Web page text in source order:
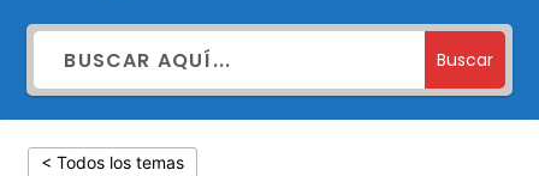
doy
cuenta
gané
Buscar
< Todos los temas